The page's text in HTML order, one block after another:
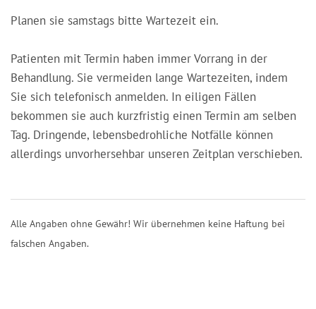
Planen sie samstags bitte Wartezeit ein.
Patienten mit Termin haben immer Vorrang in der
Behandlung. Sie vermeiden lange Wartezeiten, indem
Sie sich telefonisch anmelden. In eiligen Fällen
bekommen sie auch kurzfristig einen Termin am selben
Tag. Dringende, lebensbedrohliche Notfälle können
allerdings unvorhersehbar unseren Zeitplan verschieben.
Alle Angaben ohne Gewähr! Wir übernehmen keine Haftung bei
falschen Angaben.